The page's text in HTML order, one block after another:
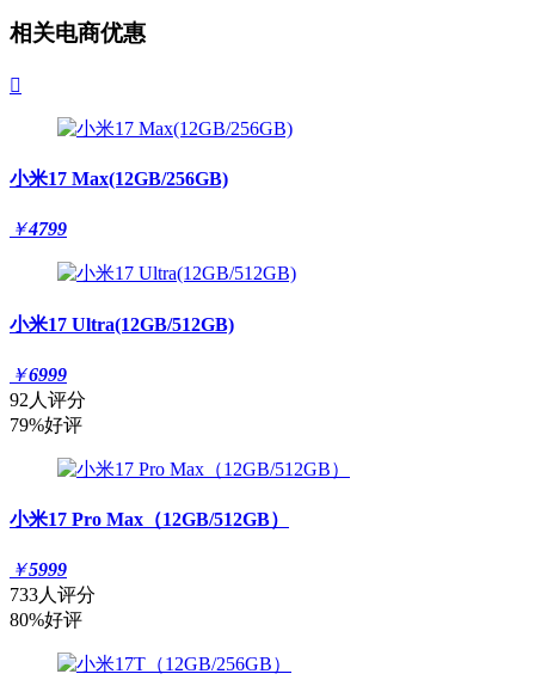
相关电商优惠

小米17 Max(12GB/256GB)
￥4799
小米17 Ultra(12GB/512GB)
￥6999
92人评分
79%好评
小米17 Pro Max（12GB/512GB）
￥5999
733人评分
80%好评